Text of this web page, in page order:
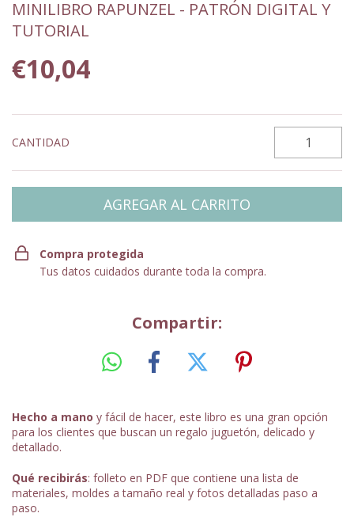
MINILIBRO RAPUNZEL - PATRÓN DIGITAL Y
TUTORIAL
€10,04
CANTIDAD
Compra protegida
Tus datos cuidados durante toda la compra.
Compartir:
Hecho a mano y fácil de hacer, este libro es una gran opción
para los clientes que buscan un regalo juguetón, delicado y
detallado.
Qué recibirás: folleto en PDF que contiene una lista de
materiales, moldes a tamaño real y fotos detalladas paso a
paso.